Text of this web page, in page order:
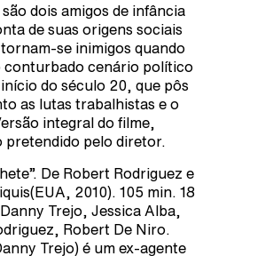
são dois amigos de infância
de suas origens sociais
se inimigos quando
conturbado cenário político
do século 20, que pôs
as lutas trabalhistas e o
integral do filme,
pretendido pelo diretor.
De Robert Rodriguez e
2010). 105 min. 18
Trejo, Jessica Alba,
Robert De Niro.
Trejo) é um ex-agente